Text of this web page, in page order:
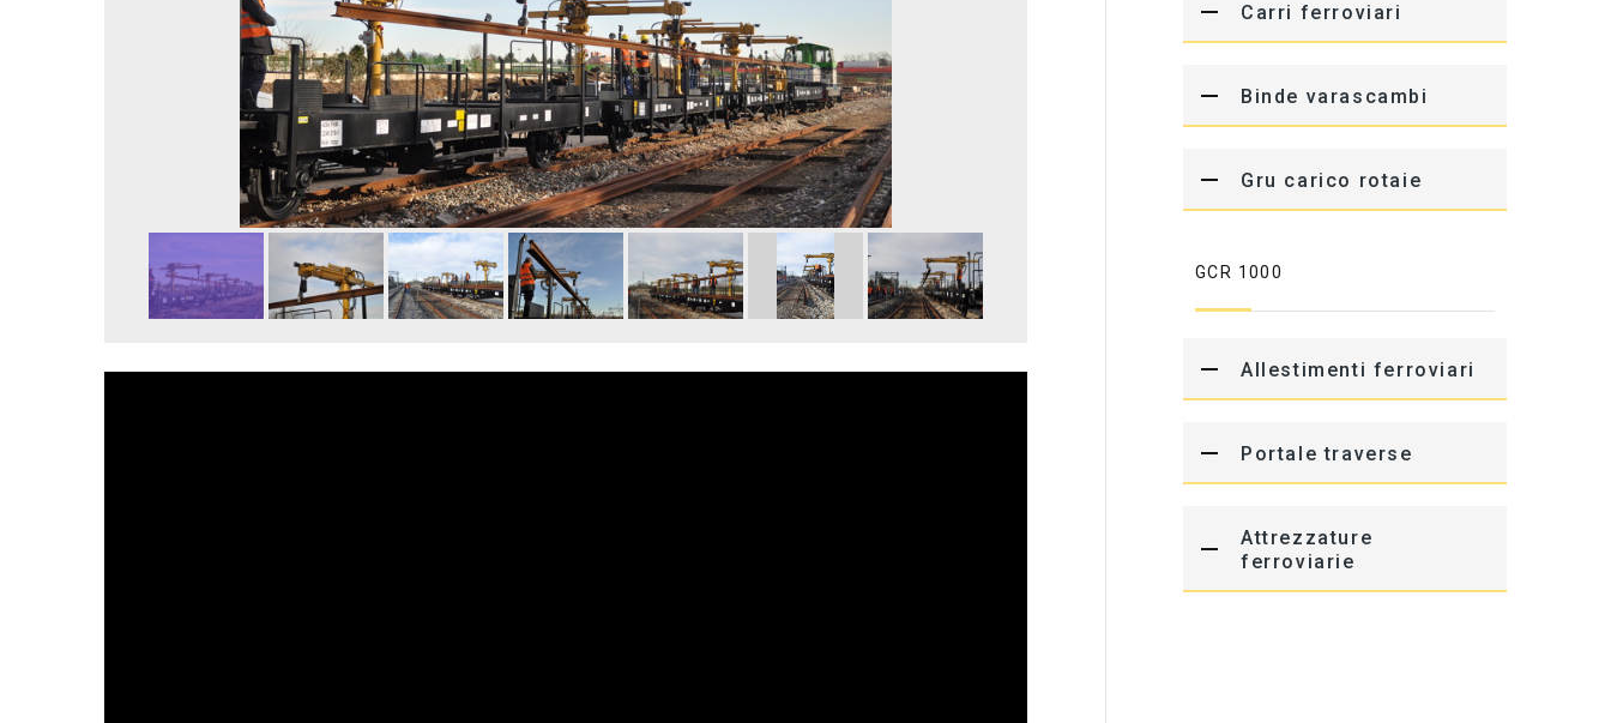
Carri ferroviari
Binde varascambi
Gru carico rotaie
GCR 1000
Allestimenti ferroviari
Portale traverse
Attrezzature
ferroviarie